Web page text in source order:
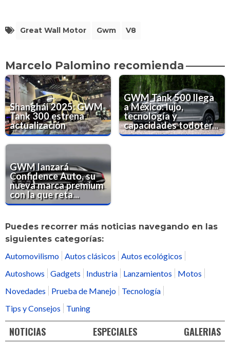
Great Wall Motor Gwm V8
Marcelo Palomino recomienda
Shanghái 2025: GWM
Tank 300 estrena
actualización
GWM Tank 500 llega
a México: lujo,
tecnología y
capacidades todoter...
GWM lanzará
Confidence Auto, su
nueva marca premium
con la que reta...
Puedes recorrer más noticias navegando en las
siguientes categorías:
Automovilismo Autos clásicos
Autos ecológicos
Autoshows
Gadgets Industria Lanzamientos
Motos
Novedades
Prueba de Manejo
Tecnología
Tips y Consejos
Tuning
NOTICIAS ESPECIALES GALERIAS